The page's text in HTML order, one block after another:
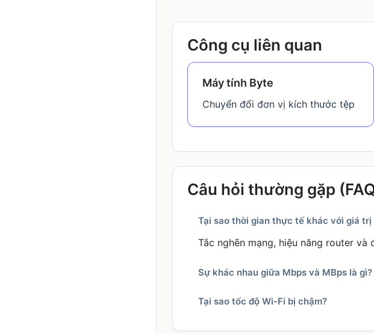
Công cụ liên quan
Máy tính Byte
Chuyển đổi đơn vị kích thước tệp
Câu hỏi thường gặp
Tại sao thời gian thực tế khác với giá
Tắc nghẽn mạng, hiệu năng router
Sự khác nhau giữa Mbps và MBps là gì?
Tại sao tốc độ Wi-Fi bị chậm?